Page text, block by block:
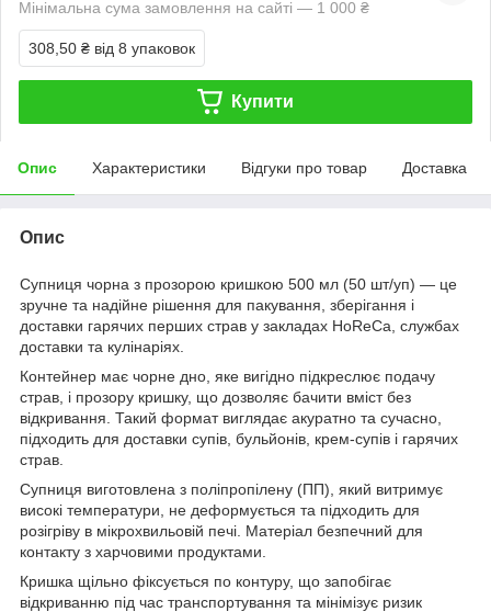
Мінімальна сума замовлення на сайті — 1 000 ₴
308,50 ₴ від 8 упаковок
Купити
Опис Характеристики Відгуки про товар Доставка
Опис
Супниця чорна з прозорою кришкою 500 мл (50 шт/уп) — це
зручне та надійне рішення для пакування, зберігання і
доставки гарячих перших страв у закладах HoReCa, службах
доставки та кулінаріях.
Контейнер має чорне дно, яке вигідно підкреслює подачу
страв, і прозору кришку, що дозволяє бачити вміст без
відкривання. Такий формат виглядає акуратно та сучасно,
підходить для доставки супів, бульйонів, крем-супів і гарячих
страв.
Супниця виготовлена з поліпропілену (ПП), який витримує
високі температури, не деформується та підходить для
розігріву в мікрохвильовій печі. Матеріал безпечний для
контакту з харчовими продуктами.
Кришка щільно фіксується по контуру, що запобігає
відкриванню під час транспортування та мінімізує ризик